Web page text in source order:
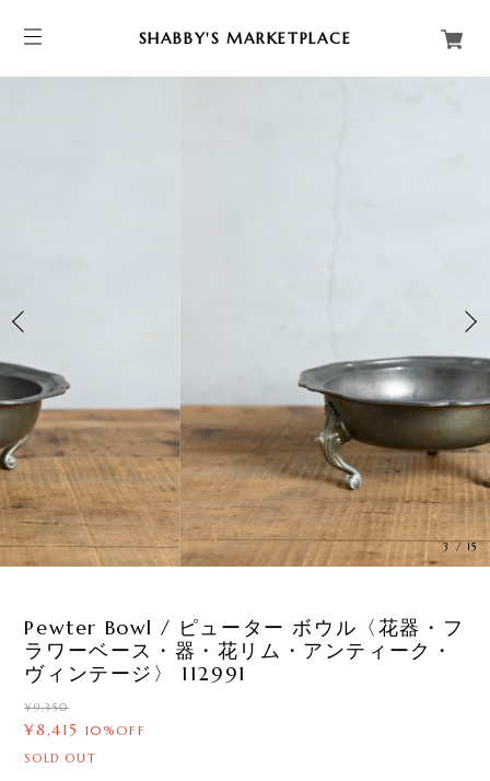
SHABBY'S MARKETPLACE
3/15
Pewter Bowl / ピューター ボウル〈花器・フ
ラワーベース・器・花リム・アンティーク・
ヴィンテージ〉 112991
¥9,350
¥8,415 10%OFF
SOLD OUT